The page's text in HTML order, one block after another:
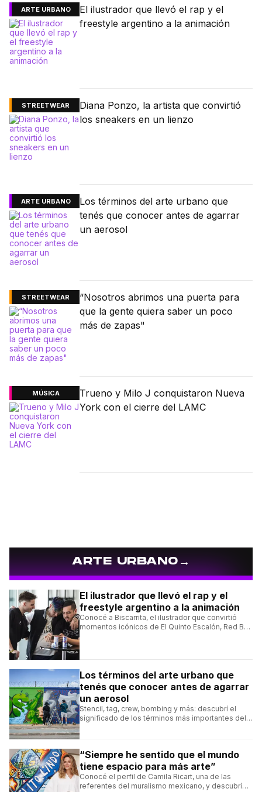
ARTE URBANO
El ilustrador que llevó el rap y el
freestyle argentino a la animación
STREETWEAR
Diana Ponzo, la artista que convirtió
los sneakers en un lienzo
ARTE URBANO
Los términos del arte urbano que
tenés que conocer antes de agarrar
un aerosol
STREETWEAR
“Nosotros abrimos una puerta para
que la gente quiera saber un poco
más de zapas"
MÚSICA
Trueno y Milo J conquistaron Nueva
York con el cierre del LAMC
ARTE URBANO→
El ilustrador que llevó el rap y el
freestyle argentino a la animación
Conocé a Biscarrita, el ilustrador que convirtió
momentos icónicos de El Quinto Escalón, Red Bull
Los términos del arte urbano que
tenés que conocer antes de agarrar
un aerosol
Stencil, tag, crew, bombing y más: descubrí el
significado de los términos más importantes del
“Siempre he sentido que el mundo
tiene espacio para más arte”
Conocé el perfil de Camila Ricart, una de las
referentes del muralismo mexicano, y descubrí